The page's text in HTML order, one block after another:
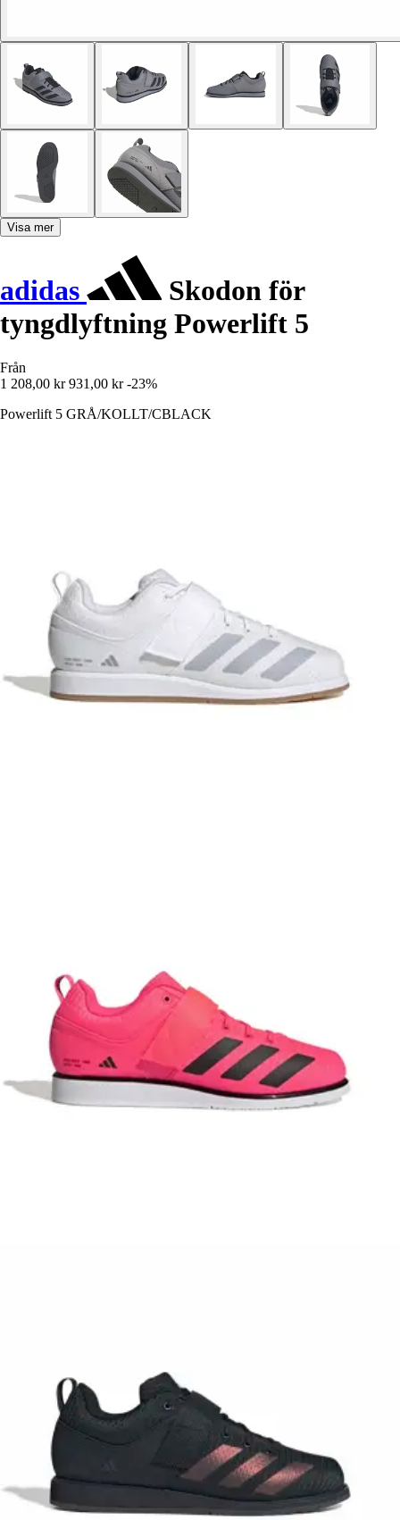
Visa mer
adidas
Skodon för
tyngdlyftning Powerlift 5
Från
1 208,00 kr 931,00 kr -23%
Powerlift 5 GRÅ/KOLLT/CBLACK